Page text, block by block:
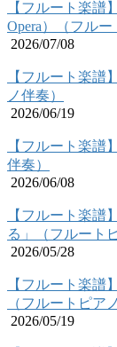
【フルート楽譜
Opera）（フルー
2026/07/08
【フルート楽譜
ノ伴奏）
2026/06/19
【フルート楽譜
伴奏）
2026/06/08
【フルート楽譜
る」（フルート
2026/05/28
【フルート楽譜
（フルートピア
2026/05/19